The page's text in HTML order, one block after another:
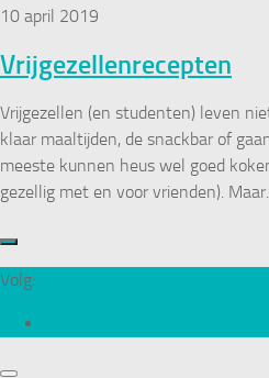
10 april 2019
Vrijgezellenrecepten
Vrijgezellen (en studenten) leven
klaar maaltijden, de snackbar of
meeste kunnen heus wel goed
gezellig met en voor vrienden). Maar...
Volg: